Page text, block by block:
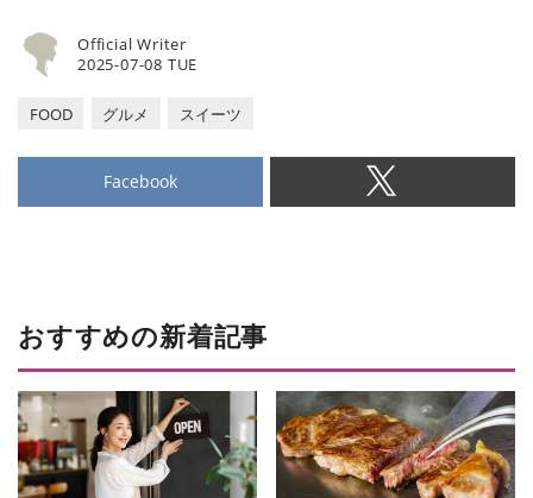
2025-07-08 TUE
Official Writer
FOOD グルメ スイーツ
Facebook
おすすめの新着記事